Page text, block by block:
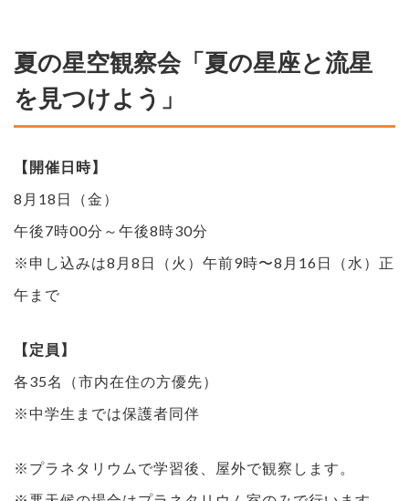
夏の星空観察会「夏の星座と流星
を見つけよう」
【開催日時】
8月18日（金）
午後7時00分～午後8時30分
※申し込みは8月8日（火）午前9時〜8月16日（水）正
午まで
【定員】
各35名（市内在住の方優先）
※中学生までは保護者同伴
※プラネタリウムで学習後、屋外で観察します。